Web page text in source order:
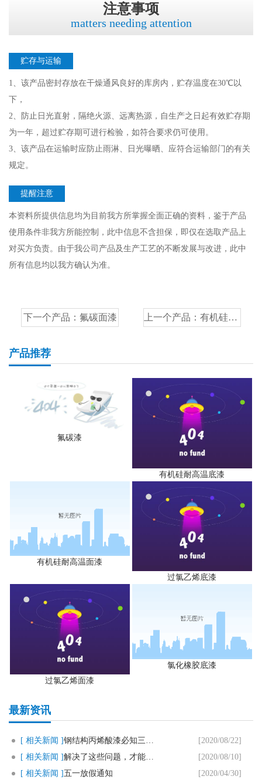
注意事项
matters needing attention
贮存与运输
1、该产品密封存放在干燥通风良好的库房内，贮存温度在30℃以
下，
2、防止日光直射，隔绝火源、远离热源，自生产之日起有效贮存期
为一年，超过贮存期可进行检验，如符合要求仍可使用。
3、该产品在运输时应防止雨淋、日光曝晒、应符合运输部门的有关
规定。
提醒注意
本资料所提供信息均为目前我方所掌握全面正确的资料，鉴于产品
使用条件非我方所能控制，此中信息不含担保，即仅在选取产品上
对买方负责。由于我公司产品及生产工艺的不断发展与改进，此中
所有信息均以我方确认为准。
下一个产品： 氟碳面漆 上一个产品： 有机硅耐高温面漆
产品推荐
氟碳漆
有机硅耐高温底漆
有机硅耐高温面漆
过氯乙烯底漆
过氯乙烯面漆
氯化橡胶底漆
最新资讯
[ 相关新闻 ]
[2020/08/22]
[ 相关新闻 ]
[2020/08/10]
[ 相关新闻 ] 五一放假通知 [2020/04/30]